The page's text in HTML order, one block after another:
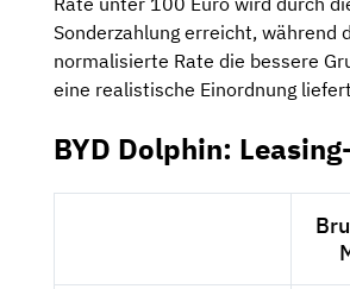
Sonderzahlung erreicht, während
normalisierte Rate die bessere
eine realistische Einordnung
BYD Dolphin: